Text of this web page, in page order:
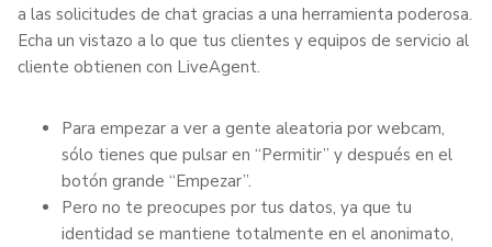
a las solicitudes de chat gracias a una herramienta poderosa.
Echa un vistazo a lo que tus clientes y equipos de servicio al
cliente obtienen con LiveAgent.
Para empezar a ver a gente aleatoria por webcam,
sólo tienes que pulsar en “Permitir” y después en el
botón grande “Empezar”.
Pero no te preocupes por tus datos, ya que tu
identidad se mantiene totalmente en el anonimato,